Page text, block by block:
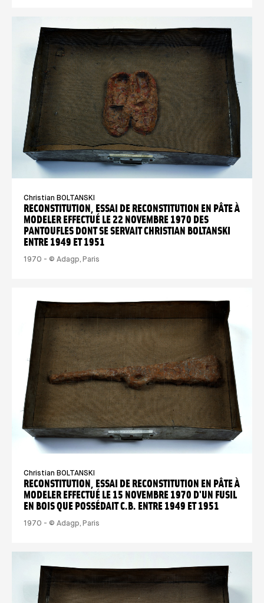
RECONSTITUTION, ESSAI DE RECONSTITUTION EN PÂTE À
MODELER EFFECTUÉ LE 22 NOVEMBRE 1970 DES
PANTOUFLES DONT SE SERVAIT CHRISTIAN BOLTANSKI
ENTRE 1949 ET 1951
Christian BOLTANSKI
1970 - © Adagp, Paris
RECONSTITUTION, ESSAI DE RECONSTITUTION EN PÂTE À
MODELER EFFECTUÉ LE 15 NOVEMBRE 1970 D'UN FUSIL
EN BOIS QUE POSSÉDAIT C.B. ENTRE 1949 ET 1951
Christian BOLTANSKI
1970 - © Adagp, Paris